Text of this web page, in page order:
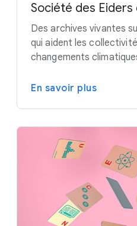
Société des
Des archives vivantes
qui aident les
changements
En savoir plus